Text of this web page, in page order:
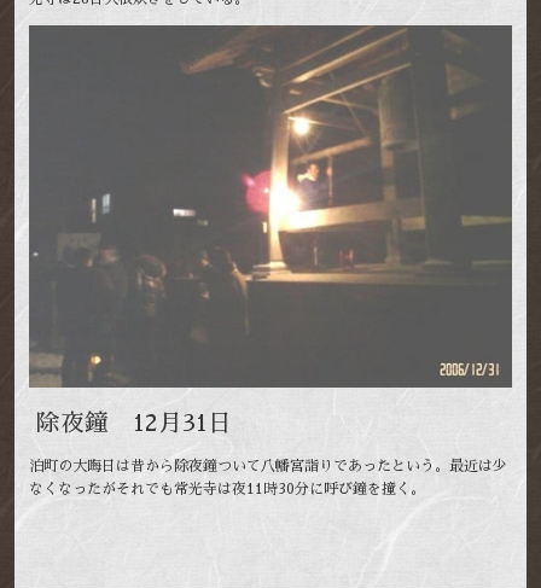
除夜鐘 12月31日
泊町の大晦日は昔から除夜鐘ついて八幡宮詣りであったという。最近は少
なくなったがそれでも常光寺は夜11時30分に呼び鐘を撞く。